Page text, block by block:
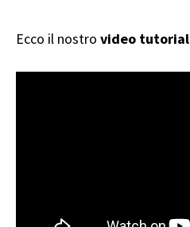
Ecco il nostro video tutorial